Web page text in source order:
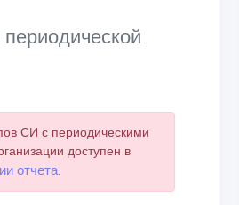
СИ с периодическими
доступен в
отчета.